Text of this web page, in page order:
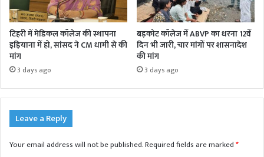
टिहरी में मेडिकल कॉलेज की स्थापना
इड़ियाना में हो, सांसद ने CM धामी से की
मांग
3 days ago
बड़कोट कॉलेज में ABVP का धरना 12वें
दिन भी जारी, चार मांगों पर शासनादेश
की मांग
3 days ago
Leave a Reply
Your email address will not be published.Required fields are marked*